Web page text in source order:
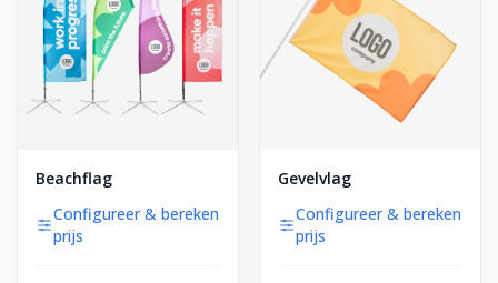
Beachflag
Configureer & bereken
prijs
Gevelvlag
Configureer & bereken
prijs